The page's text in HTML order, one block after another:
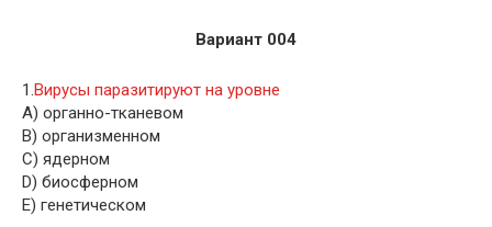
Вариант 004
1.Вирусы паразитируют на уровне
A) органно-тканевом
B) организменном
C) ядерном
D) биосферном
E) генетическом